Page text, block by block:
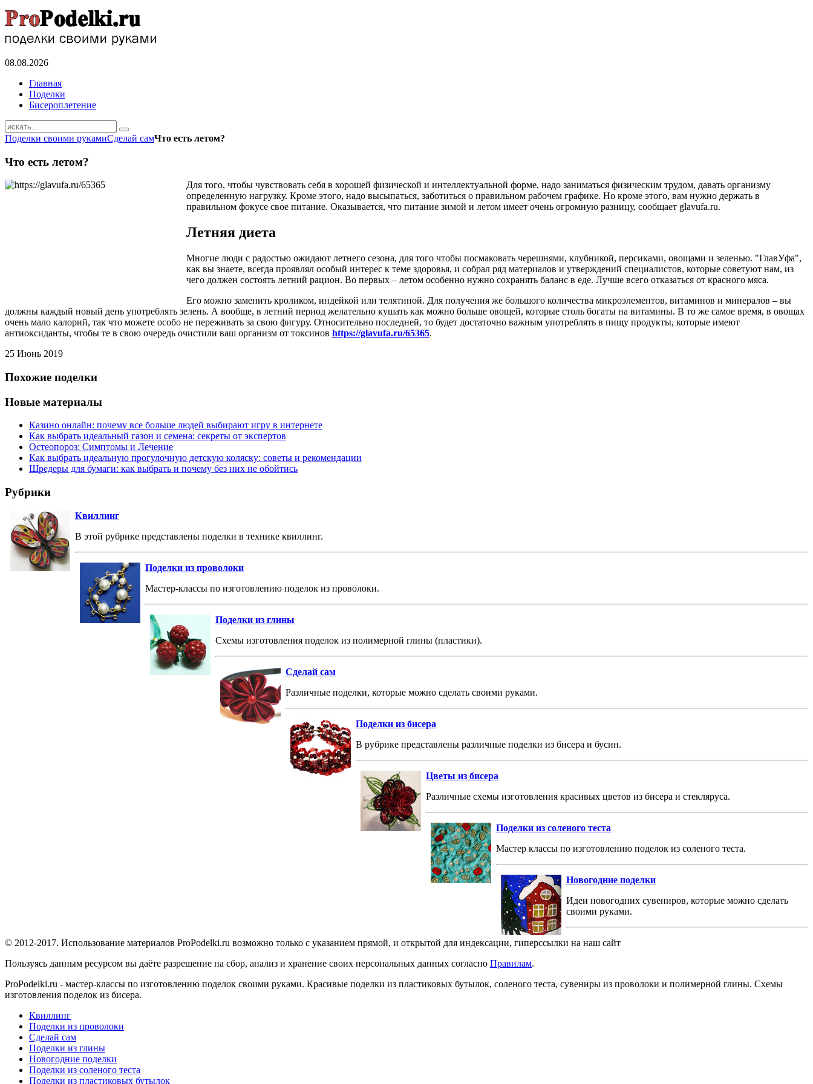
08.08.2026
Главная
Поделки
Бисероплетение
Поделки своими рукамиСделай самЧто есть летом?
Что есть летом?
Для того, чтобы чувствовать себя в хорошей физической и интеллектуальной форме, надо заниматься физическим трудом, давать организму
определенную нагрузку. Кроме этого, надо высыпаться, заботиться о правильном рабочем графике. Но кроме этого, вам нужно держать в
правильном фокусе свое питание. Оказывается, что питание зимой и летом имеет очень огромную разницу, сообщает glavufa.ru.
Летняя диета
Многие люди с радостью ожидают летнего сезона, для того чтобы посмаковать черешнями, клубникой, персиками, овощами и зеленью. "ГлавУфа",
как вы знаете, всегда проявлял особый интерес к теме здоровья, и собрал ряд материалов и утверждений специалистов, которые советуют нам, из
чего должен состоять летний рацион. Во первых – летом особенно нужно сохранять баланс в еде. Лучше всего отказаться от красного мяса.
Его можно заменить кроликом, индейкой или телятиной. Для получения же большого количества микроэлементов, витаминов и минералов – вы
должны каждый новый день употреблять зелень. А вообще, в летний период желательно кушать как можно больше овощей, которые столь богаты на витамины. В то же самое время, в овощах
очень мало калорий, так что можете особо не переживать за свою фигуру. Относительно последней, то будет достаточно важным употреблять в пищу продукты, которые имеют
антиоксиданты, чтобы те в свою очередь очистили ваш организм от токсинов https://glavufa.ru/65365.
25 Июнь 2019
Похожие поделки
Новые материалы
Казино онлайн: почему все больше людей выбирают игру в интернете
Как выбрать идеальный газон и семена: секреты от экспертов
Остеопороз: Симптомы и Лечение
Как выбрать идеальную прогулочную детскую коляску: советы и рекомендации
Шредеры для бумаги: как выбрать и почему без них не обойтись
Рубрики
Квиллинг
В этой рубрике представлены поделки в технике квиллинг.
Поделки из проволоки
Мастер-классы по изготовлению поделок из проволоки.
Поделки из глины
Схемы изготовления поделок из полимерной глины (пластики).
Сделай сам
Различные поделки, которые можно сделать своими руками.
Поделки из бисера
В рубрике представлены различные поделки из бисера и бусин.
Цветы из бисера
Различные схемы изготовления красивых цветов из бисера и стекляруса.
Поделки из соленого теста
Мастер классы по изготовлению поделок из соленого теста.
Новогодние поделки
Идеи новогодних сувениров, которые можно сделать
своими руками.
© 2012-2017. Использование материалов ProPodelki.ru возможно только с указанием прямой, и открытой для индексации, гиперссылки на наш сайт
Пользуясь данным ресурсом вы даёте разрешение на сбор, анализ и хранение своих персональных данных согласно Правилам.
ProPodelki.ru - мастер-классы по изготовлению поделок своими руками. Красивые поделки из пластиковых бутылок, соленого теста, сувениры из проволоки и полимерной глины. Схемы
изготовления поделок из бисера.
Квиллинг
Поделки из проволоки
Сделай сам
Поделки из глины
Новогодние поделки
Поделки из соленого теста
Поделки из пластиковых бутылок